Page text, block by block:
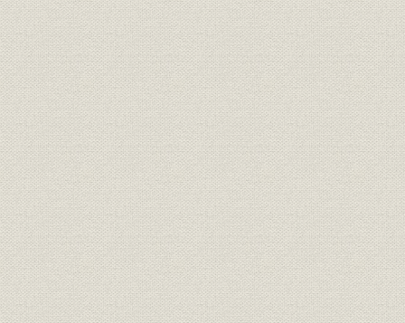
洋式服装の先駆者
陸海軍の制服、洋服となる
居留地とミシン
ミシンの広告
5 明治初期・文明開化の頃―殖産工業とミシン―
ミシンの見世物
洋服採用の勅語
洋服屋と仕立教授
朝田商店